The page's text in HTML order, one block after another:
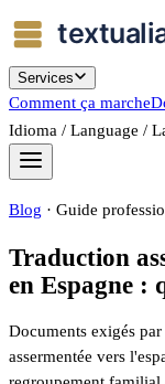
Services
Comment ça marche
Idioma / Language /
Blog · Guide
Traduction
en Espagne :
Documents exigés
assermentée vers